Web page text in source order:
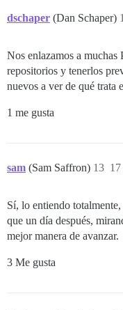
dschaper (Dan Schaper)
Nos enlazamos a muchas
repositorios y tenerlos
nuevos a ver de qué trata
1 me gusta
sam (Sam Saffron) 13
Sí, lo entiendo
que un día después,
mejor manera de avanzar.
3 Me gusta